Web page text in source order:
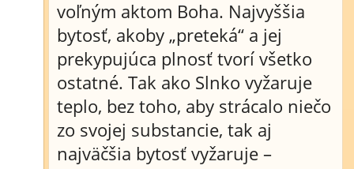
voľným aktom Boha. Najvyššia
bytosť, akoby „preteká“ a jej
prekypujúca plnosť tvorí všetko
ostatné. Tak ako Slnko vyžaruje
teplo, bez toho, aby strácalo niečo
zo svojej substancie, tak aj
najväčšia bytosť vyžaruje –